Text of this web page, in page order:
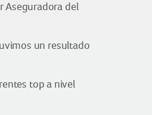
Aseguradora del
un resultado
top a nivel